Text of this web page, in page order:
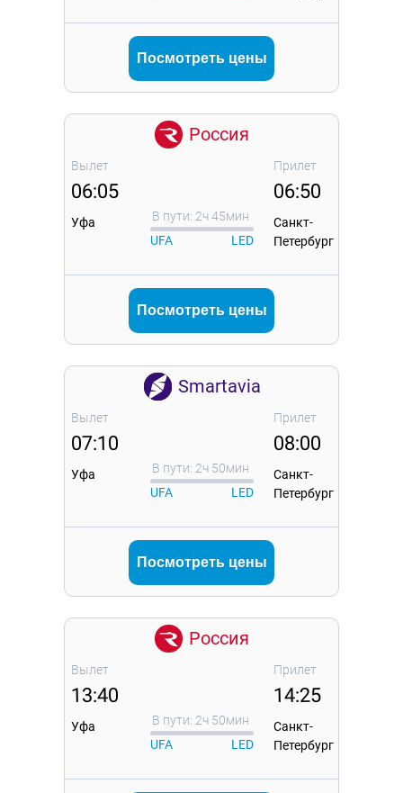
Посмотреть цены
Посмотреть цены
Вылет Прилет
UFA LED
В пути: 2ч 45мин
06:05 06:50
Уфа
Санкт-
Петербург
Россия
Посмотреть цены
Вылет Прилет
UFA LED
В пути: 2ч 50мин
07:10 08:00
Уфа
Санкт-
Петербург
Smartavia
Вылет Прилет
UFA LED
В пути: 2ч 50мин
13:40 14:25
Уфа
Санкт-
Петербург
Россия